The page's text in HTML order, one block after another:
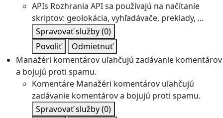
APIs Rozhrania API sa používajú na načítanie
skriptov: geolokácia, vyhľadávače, preklady, ...
Spravovať služby(0)
Povoliť
Odmietnuť
Manažéri komentárov uľahčujú zadávanie komentárov
a bojujú proti spamu.
Komentáre Manažéri komentárov uľahčujú
zadávanie komentárov a bojujú proti spamu.
Spravovať služby(0)